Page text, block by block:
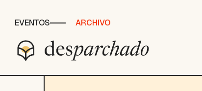
EVENTOS ARCHIVO